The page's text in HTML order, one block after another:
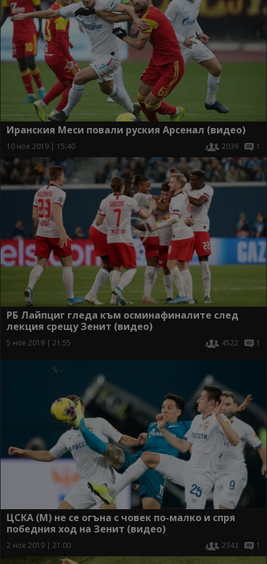
Иранския Меси повали руския Арсенал (видео)
10 ное 2019 | 15:40 2039 1
РБ Лайпциг гледа към осминафиналите след
лекция срещу Зенит (видео)
5 ное 2019 | 21:55 4522 1
ЦСКА (М) не се огъна с човек по-малко и спря
победния ход на Зенит (видео)
2 ное 2019 | 21:00 2343 1